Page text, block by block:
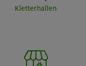
Kletterhallen